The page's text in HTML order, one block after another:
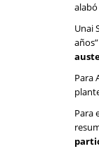
Unai
Para
Para